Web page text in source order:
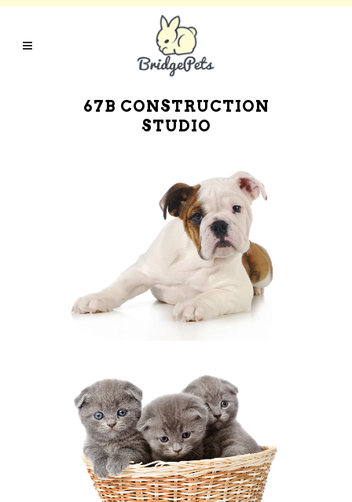
67B CONSTRUCTION
STUDIO